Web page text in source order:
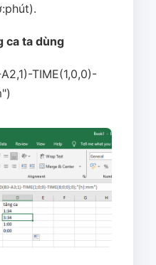
ca ta dùng
TIME(1,0,0)-